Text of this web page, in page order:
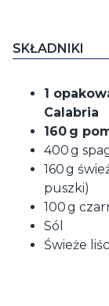
SKŁADNIKI
1
Calabria
160 g
400 g
160 g
puszki)
100 g
Sól
Świeże